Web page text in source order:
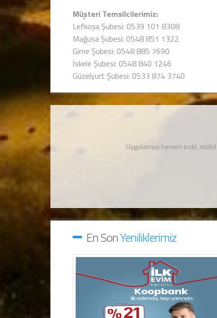
Müşteri Temsilcilerimiz:
Lefkoşa Şubesi: 0539 101 8308
Mağusa Şubesi: 0548 851 1322
Girne Şubesi: 0548 885 7690
İskele Şubesi: 0548 840 1246
Güzelyurt Şubesi: 0533 874 3740
Uygulamayı hemen indir,
En SonYeniliklerimiz